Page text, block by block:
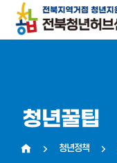
청년꿀팁
청년정책